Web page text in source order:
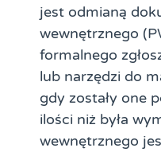
jest odmianą
wewnętrznego
formalnego
lub narzędzi do
gdy zostały one
ilości niż była
wewnętrznego